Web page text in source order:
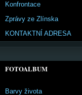
Konfrontace
Zprávy ze Zlínska
KONTAKTNÍ ADRESA
FOTOALBUM
Barvy života